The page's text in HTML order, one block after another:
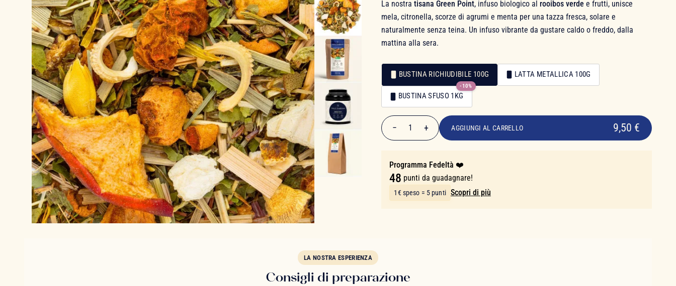
La nostratisana Green Point, infuso biologico al rooibos verde e frutti, unisce
mela, citronella, scorze di agrumi e menta per una tazza fresca, solare e
naturalmente senza teina. Un infuso vibrante da gustare caldo o freddo, dalla
mattina alla sera.
Confezionamento
Confezionamento
BUSTINA RICHIUDIBILE 100G LATTA METALLICA 100G
BUSTINA SFUSO 1KG
-10%
9,50 €
− 1 +
Quantità
AGGIUNGI AL CARRELLO 9,50 €
Programma Fedeltà ❤️
48 punti da guadagnare!
1€ speso = 5 punti Scopri di più
LA NOSTRA ESPERIENZA
Consigli di preparazione